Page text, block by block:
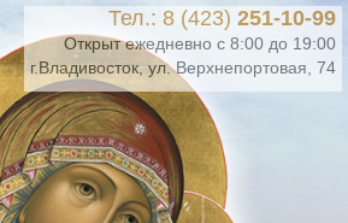
Тел.: 8 (423) 251-10-99
Открыт ежедневно с 8:00 до 19:00
г.Владивосток, ул. Верхнепортовая, 74